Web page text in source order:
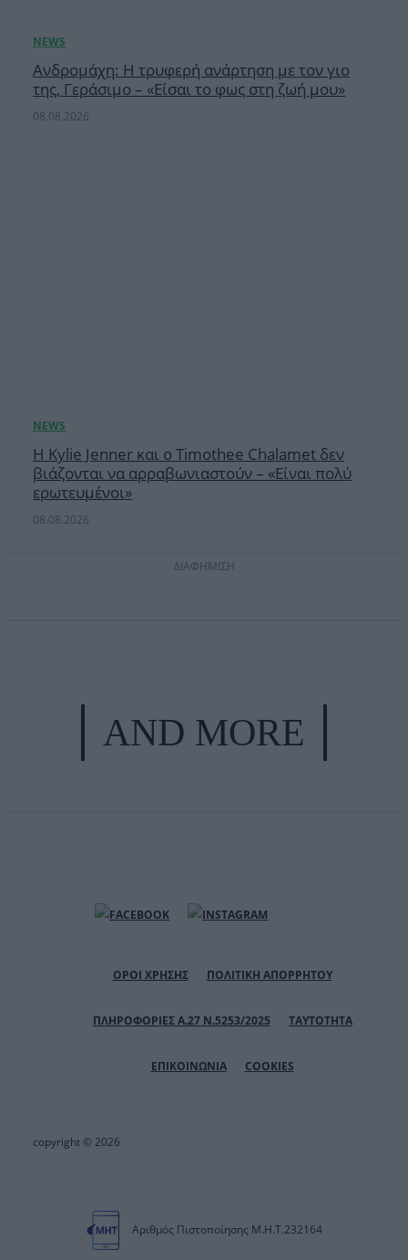
Ανδρομάχη: Η τρυφερή ανάρτηση με τον γιο
της, Γεράσιμο – «Είσαι το φως στη ζωή μου»
08.08.2026
Η Kylie Jenner και ο Timothee Chalamet δεν
βιάζονται να αρραβωνιαστούν – «Είναι πολύ
ερωτευμένοι»
08.08.2026
ΔΙΑΦΗΜΙΣΗ
AND MORE
ΟΡΟΙ ΧΡΗΣΗΣ ΠΟΛΙΤΙΚΗ ΑΠΟΡΡΗΤΟΥ
ΠΛΗΡΟΦΟΡΙΕΣ Α.27 Ν.5253/2025 ΤΑΥΤΟΤΗΤΑ
ΕΠΙΚΟΙΝΩΝΙΑ COOKIES
copyright © 2026
Αριθμός Πιστοποίησης Μ.Η.Τ.232164